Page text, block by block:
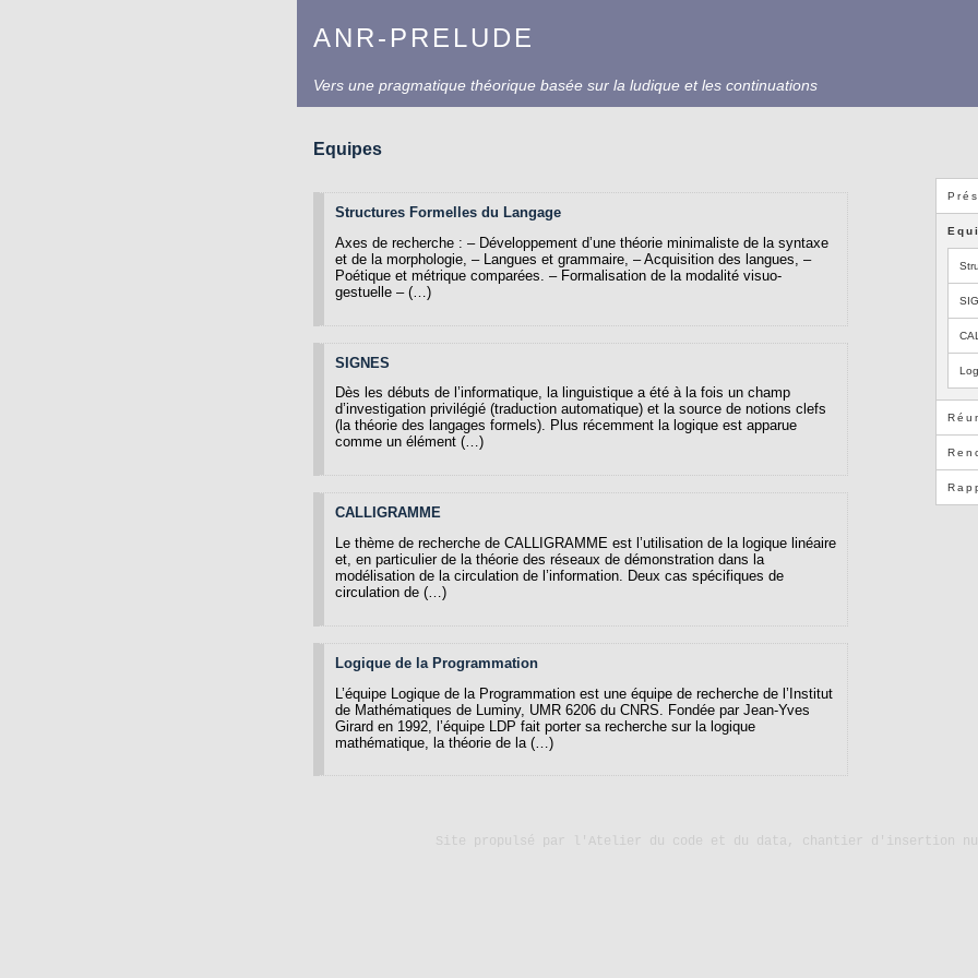
ANR-PRELUDE
Vers une pragmatique théorique basée sur la ludique et les continuations
Equipes
Structures Formelles du Langage
Axes de recherche : – Développement d’une théorie minimaliste de la syntaxe
et de la morphologie, – Langues et grammaire, – Acquisition des langues, –
Poétique et métrique comparées. – Formalisation de la modalité visuo-
gestuelle – (…)
SIGNES
Dès les débuts de l’informatique, la linguistique a été à la fois un champ
d’investigation privilégié (traduction automatique) et la source de notions clefs
(la théorie des langages formels). Plus récemment la logique est apparue
comme un élément (…)
CALLIGRAMME
Le thème de recherche de CALLIGRAMME est l’utilisation de la logique linéaire
et, en particulier de la théorie des réseaux de démonstration dans la
modélisation de la circulation de l’information. Deux cas spécifiques de
circulation de (…)
Logique de la Programmation
L’équipe Logique de la Programmation est une équipe de recherche de l’Institut
de Mathématiques de Luminy, UMR 6206 du CNRS. Fondée par Jean-Yves
Girard en 1992, l’équipe LDP fait porter sa recherche sur la logique
mathématique, la théorie de la (…)
Site propulsé par l'Atelier du code et du data, chantier d'insertion